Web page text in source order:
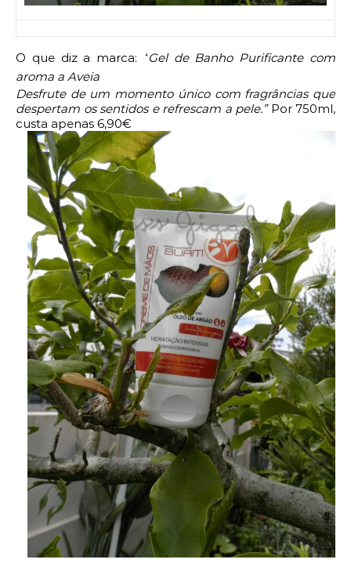
O que diz a marca: “Gel de Banho Purificante com
aroma a Aveia
Desfrute de um momento único com fragrâncias que
despertam os sentidos e refrescam a pele.” Por750ml,
custa apenas 6,90€